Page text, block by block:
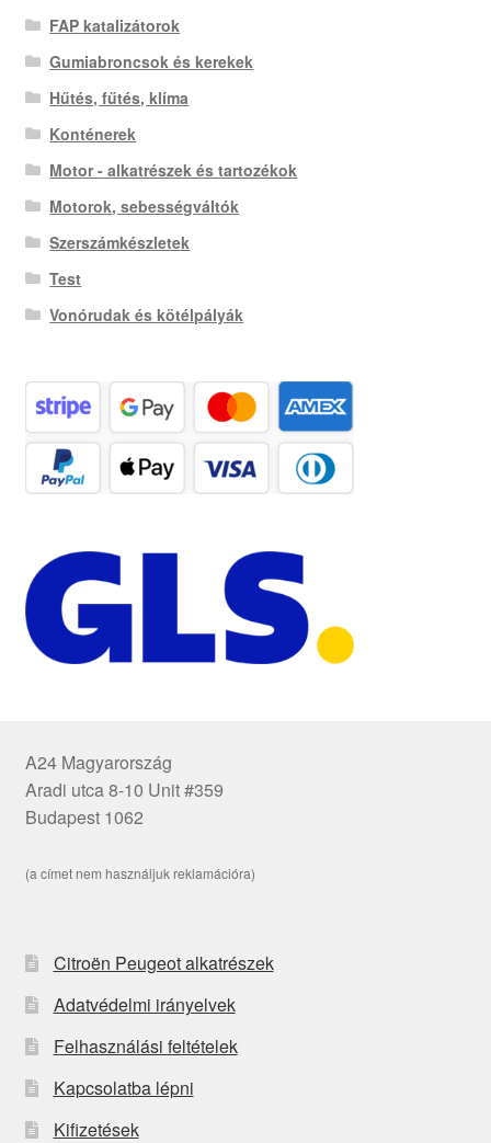
FAP katalizátorok
Gumiabroncsok és kerekek
Hűtés, fűtés, klíma
Konténerek
Motor - alkatrészek és tartozékok
Motorok, sebességváltók
Szerszámkészletek
Test
Vonórudak és kötélpályák
A24 Magyarország
Aradi utca 8-10 Unit #359
Budapest 1062
(a címet nem használjuk reklamációra)
Citroën Peugeot alkatrészek
Adatvédelmi irányelvek
Felhasználási feltételek
Kapcsolatba lépni
Kifizetések